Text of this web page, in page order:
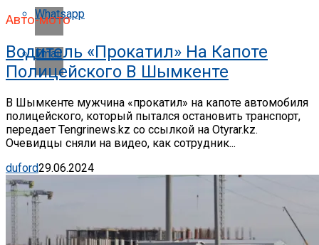
Whatsapp
Email
Авто-мото
Водитель «прокатил» На Капоте
Полицейского В Шымкенте
В Шымкенте мужчина «прокатил» на капоте автомобиля
полицейского, который пытался остановить транспорт,
передает Tengrinews.kz со ссылкой на Otyrar.kz.
Очевидцы сняли на видео, как сотрудник...
duford29.06.2024